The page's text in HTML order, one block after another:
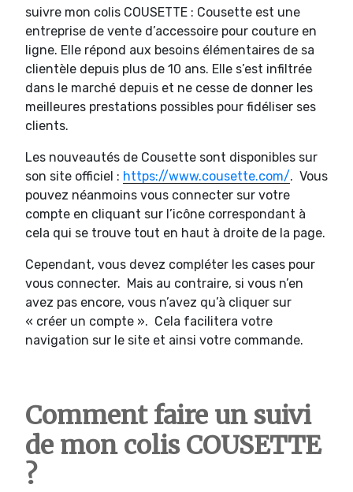
suivre mon colis COUSETTE : Cousette est une
entreprise de vente d’accessoire pour couture en
ligne. Elle répond aux besoins élémentaires de sa
clientèle depuis plus de 10 ans. Elle s’est infiltrée
dans le marché depuis et ne cesse de donner les
meilleures prestations possibles pour fidéliser ses
clients.
Les nouveautés de Cousette sont disponibles sur
son site officiel : https://www.cousette.com/. Vous
pouvez néanmoins vous connecter sur votre
compte en cliquant sur l’icône correspondant à
cela qui se trouve tout en haut à droite de la page.
Cependant, vous devez compléter les cases pour
vous connecter. Mais au contraire, si vous n’en
avez pas encore, vous n’avez qu’à cliquer sur
« créer un compte ». Cela facilitera votre
navigation sur le site et ainsi votre commande.
Comment faire un suivi
de mon colis COUSETTE
?